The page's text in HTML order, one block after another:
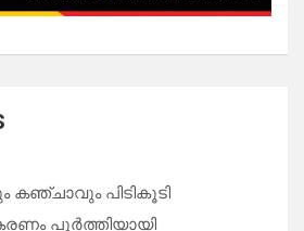
പിടികൂടി
പൂർത്തിയായി